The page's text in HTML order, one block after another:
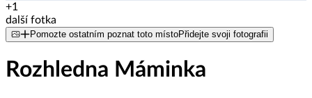
+1
další fotka
Pomozte ostatním poznat toto místoPřidejte svoji fotografii
Rozhledna Máminka